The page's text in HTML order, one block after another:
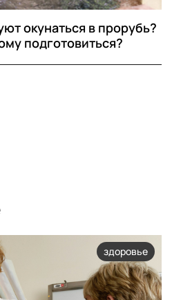
окунаться в прорубь?
подготовиться?
здоровье